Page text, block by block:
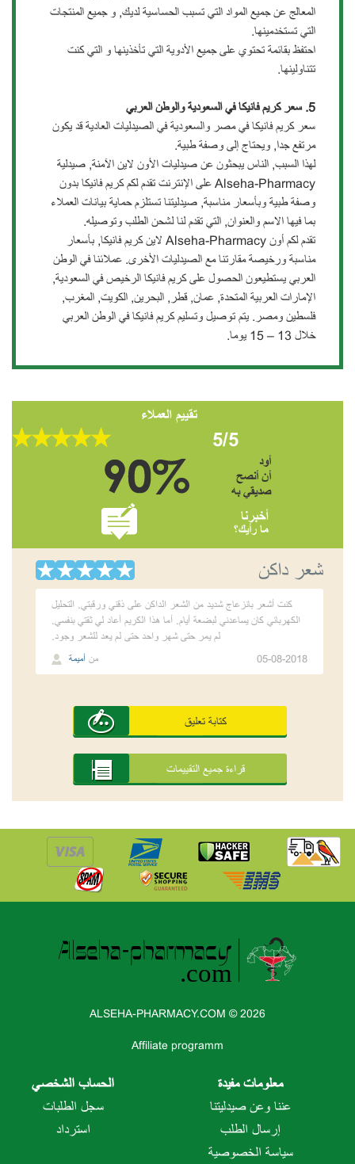
المعالج عن جميع المواد التي تسبب الحساسية لديك, و جميع المنتجات
التي تستخدمينها.
احتفظ بقائمة تحتوي على جميع الأدوية التي تأخذينها و التي كنت
تتناولينها.
5. سعر كريم فانيكا في السعودية والوطن العربي
سعر كريم فانيكا في مصر والسعودية في الصيدليات العادية قد يكون
مرتفع جدا, ويحتاج إلى وصفة طبية.
لهذا السبب, الناس يبحثون عن صيدليات الأون لاين الآمنة, صيدلية
Alseha-Pharmacy على الإنترنت تقدم لكم كريم فانيكا بدون
وصفة طبية وبأسعار مناسبة, صيدليتنا تستلزم حماية بيانات العملاء
بما فيها الاسم والعنوان, التي تقدم لنا لشحن الطلب وتوصيله.
تقدم لكم أون Alseha-Pharmacy لاين كريم فانيكا, بأسعار
مناسبة ورخيصة مقارتنا مع الصيدليات الأخرى. عملائنا في الوطن
العربي يستطيعون الحصول على كريم فانيكا الرخيص في السعودية,
الإمارات العربية المتحدة, عمان, قطر, البحرين, الكويت, المغرب,
فلسطين ومصر. يتم توصيل وتسليم كريم فانيكا في الوطن العربي
خلال 13 – 15 يوما.
تقييم العملاء
5/5
أود
أن أنصح
صديقي به
أخبرنا
ما رأيك؟
شعر داكن
كنت أشعر بانزعاج شديد من الشعر الداكن على ذقني ورقبتي. التحليل
الكهربائي كان يساعدني لبضعة أيام. أما هذا الكريم أعاد لي ثقتي بنفسي.
لم يمر حتى شهر واحد حتى لم يعد للشعر وجود.
من أميمة 05-08-2018
كتابة تعليق
قراءة جميع التقييمات
ALSEHA-PHARMACY.COM © 2026
Affiliate programm
معلومات مفيدة
عننا وعن صيدليتنا
إرسال الطلب
سياسة الخصوصية
الحساب الشخصي
سجل الطلبات
استرداد